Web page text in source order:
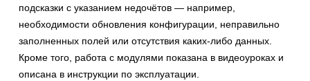
подсказки с указанием недочётов — например,
необходимости обновления конфигурации, неправильно
заполненных полей или отсутствия каких-либо данных.
Кроме того, работа с модулями показана в видеоуроках и
описана в инструкции по эксплуатации.